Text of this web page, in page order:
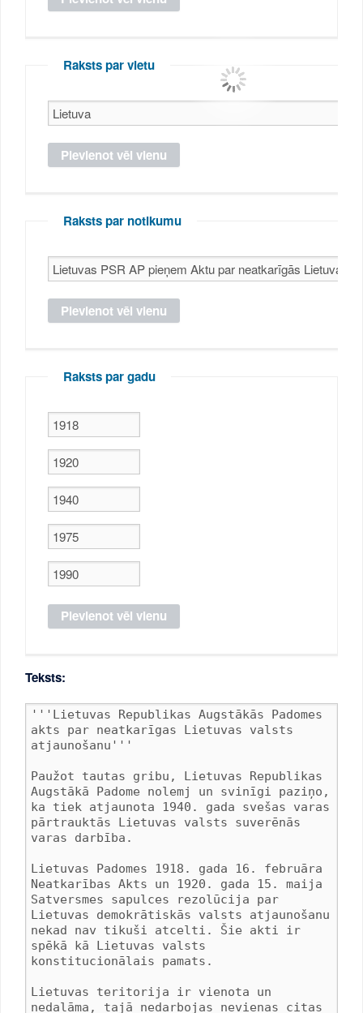
Raksts par vietu
Raksts par notikumu
Raksts par gadu
Teksts: